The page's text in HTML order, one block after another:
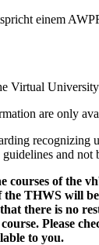
einem
Virtual
are only
recognizing
guidelines and not
courses of the
THWS will
there is no
Please
to you.